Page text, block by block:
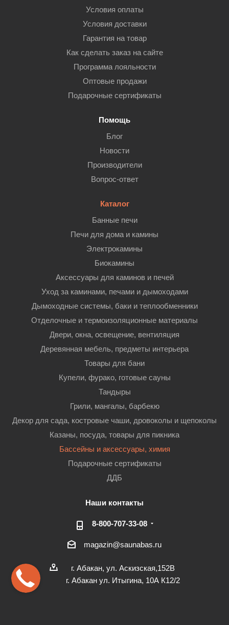
Условия оплаты
Условия доставки
Гарантия на товар
Как сделать заказ на сайте
Программа лояльности
Оптовые продажи
Подарочные сертификаты
Помощь
Блог
Новости
Производители
Вопрос-ответ
Каталог
Банные печи
Печи для дома и камины
Электрокамины
Биокамины
Аксессуары для каминов и печей
Уход за каминами, печами и дымоходами
Дымоходные системы, баки и теплообменники
Отделочные и термоизоляционные материалы
Двери, окна, освещение, вентиляция
Деревянная мебель, предметы интерьера
Товары для бани
Купели, фурако, готовые сауны
Тандыры
Грили, мангалы, барбекю
Декор для сада, костровые чаши, дровоколы и щепоколы
Казаны, посуда, товары для пикника
Бассейны и аксессуары, химия
Подарочные сертификаты
ДДБ
Наши контакты
8-800-707-33-08
magazin@saunabas.ru
г. Абакан, ул. Аскизская,152В
г. Абакан ул. Итыгина, 10А К12/2